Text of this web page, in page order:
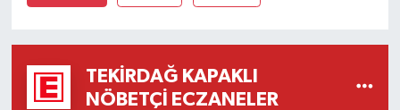
TEKIRDAĞ KAPAKLI
NÖBETÇI ECZANELER